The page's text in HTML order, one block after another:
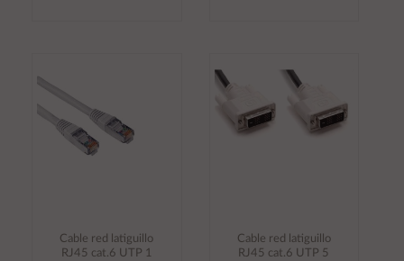
carrito
Cable red latiguillo
RJ45 cat.6 UTP 1
Cable red latiguillo
RJ45 cat.6 UTP 5